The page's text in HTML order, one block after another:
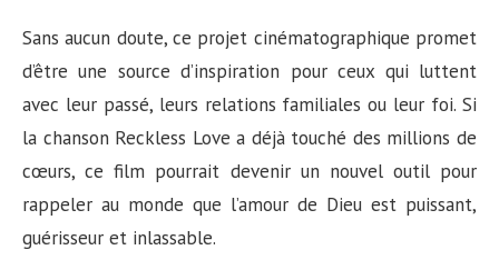
Sans aucun doute, ce projet cinématographique promet
d’être une source d’inspiration pour ceux qui luttent
avec leur passé, leurs relations familiales ou leur foi. Si
la chanson Reckless Love a déjà touché des millions de
cœurs, ce film pourrait devenir un nouvel outil pour
rappeler au monde que l’amour de Dieu est puissant,
guérisseur et inlassable.